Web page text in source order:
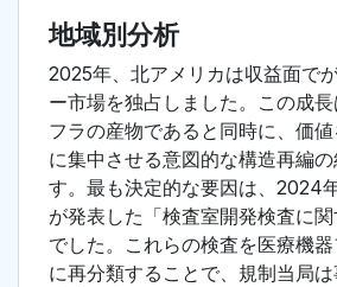
地域別分析
2025年、北アメリカは収益面で
ー市場を独占しました。この成
フラの産物であると同時に、価
に集中させる意図的な構造再編
す。最も決定的な要因は、2024
が発表した「検査室開発検査に関
でした。これらの検査を医療機
に再分類することで、規制当局